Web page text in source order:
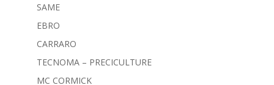
SAME
EBRO
CARRARO
TECNOMA – PRECICULTURE
MC CORMICK